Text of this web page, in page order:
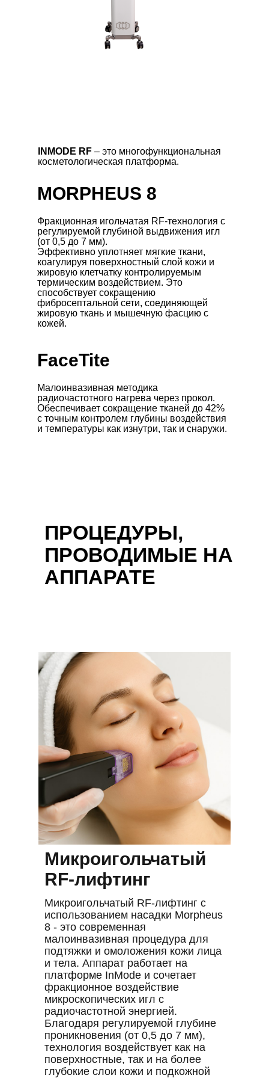
Малоинвазивная методика
радиочастотного нагрева через прокол.
Обеспечивает сокращение тканей до 42%
с точным контролем глубины воздействия
и температуры как изнутри, так и снаружи.
Фракционная игольчатая RF-технология с
регулируемой глубиной выдвижения игл
(от 0,5 до 7 мм).
Эффективно уплотняет мягкие ткани,
коагулируя поверхностный слой кожи и
жировую клетчатку контролируемым
термическим воздействием. Это
способствует сокращению
фибросептальной сети, соединяющей
жировую ткань и мышечную фасцию с
кожей.
INMODE RF – это многофункциональная
косметологическая платформа.
FaceTite
MORPHEUS 8
ПРОЦЕДУРЫ,
ПРОВОДИМЫЕ НА
АППАРАТЕ
Микроигольчатый
RF-лифтинг
Микроигольчатый RF-лифтинг с
использованием насадки Morpheus
8 - это современная
малоинвазивная процедура для
подтяжки и омоложения кожи лица
и тела. Аппарат работает на
платформе InMode и сочетает
фракционное воздействие
микроскопических игл с
радиочастотной энергией.
Благодаря регулируемой глубине
проникновения (от 0,5 до 7 мм),
технология воздействует как на
поверхностные, так и на более
глубокие слои кожи и подкожной